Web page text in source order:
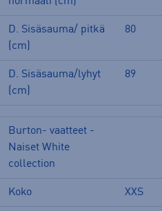
D. Sisäsauma/ pitkä
(cm)
80
D. Sisäsauma/lyhyt
(cm)
89
Burton- vaatteet -
Naiset White
collection
Koko XXS